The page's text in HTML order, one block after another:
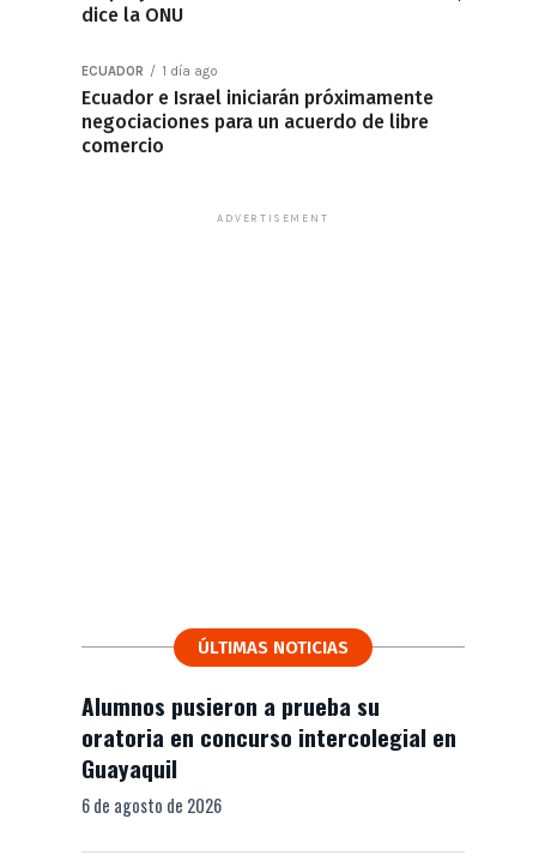
dice la ONU
ECUADOR 1 día ago
Ecuador e Israel iniciarán próximamente
negociaciones para un acuerdo de libre
comercio
ADVERTISEMENT
ÚLTIMAS NOTICIAS
Alumnos pusieron a prueba su
oratoria en concurso intercolegial en
Guayaquil
6 de agosto de 2026